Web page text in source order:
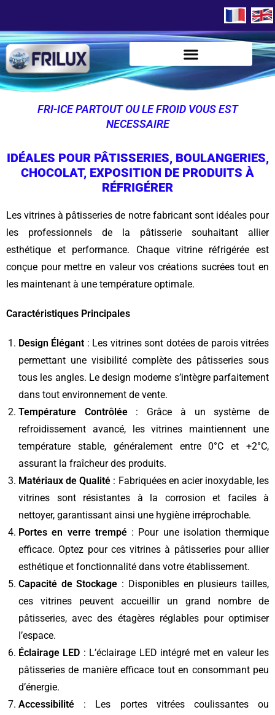
FRI-ICE PARTOUT OU LE FROID VOUS EST
NECESSAIRE
IDÉALES POUR PÂTISSERIES, BOULANGERIES,
CHOCOLAT, EXPOSITION DE PRODUITS À
RÉFRIGÉRER
Les vitrines à pâtisseries de notre fabricant sont idéales pour
les professionnels de la pâtisserie souhaitant allier
esthétique et performance. Chaque vitrine réfrigérée est
conçue pour mettre en valeur vos créations sucrées tout en
les maintenant à une température optimale.
Caractéristiques Principales
Design Élégant : Les vitrines sont dotées de parois vitrées
permettant une visibilité complète des pâtisseries sous
tous les angles. Le design moderne s’intègre parfaitement
dans tout environnement de vente.
Température Contrôlée: Grâce à un système de
refroidissement avancé, les vitrines maintiennent une
température stable, généralement entre 0°C et +2°C,
assurant la fraîcheur des produits.
Matériaux de Qualité : Fabriquées en acier inoxydable, les
vitrines sont résistantes à la corrosion et faciles à
nettoyer, garantissant ainsi une hygiène irréprochable.
Portes en verre trempé: Pour une isolation thermique
efficace. Optez pour ces vitrines à pâtisseries pour allier
esthétique et fonctionnalité dans votre établissement.
Capacité de Stockage : Disponibles en plusieurs tailles,
ces vitrines peuvent accueillir un grand nombre de
pâtisseries, avec des étagères réglables pour optimiser
l’espace.
Éclairage LED : L’éclairage LED intégré met en valeur les
pâtisseries de manière efficace tout en consommant peu
d’énergie.
Accessibilité : Les portes vitrées coulissantes ou